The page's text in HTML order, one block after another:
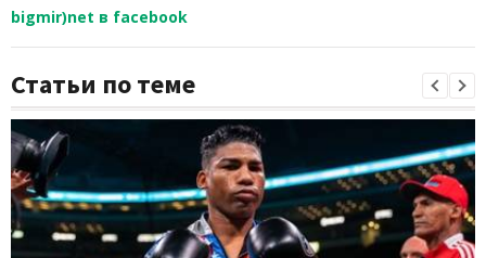
bigmir)net в facebook
Статьи по теме